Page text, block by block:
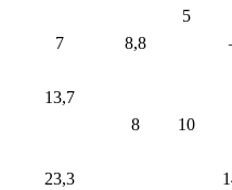
5
7 8,8
13,7
8
10
23,3